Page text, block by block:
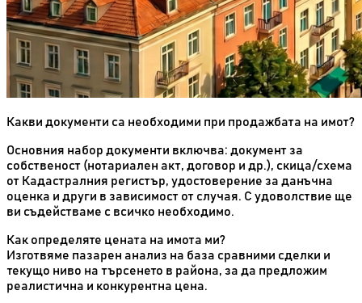
Какви документи са необходими при продажбата на имот?
Основния набор документи включва: документ за
собственост (нотариален акт, договор и др.), скица/схема
от Кадастралния регистър, удостоверение за данъчна
оценка и други в зависимост от случая. С удоволствие ще
ви съдействаме с всичко необходимо.
Как определяте цената на имота ми?
Изготвяме пазарен анализ на база сравними сделки и
текущо ниво на търсенето в района, за да предложим
реалистична и конкурентна цена.